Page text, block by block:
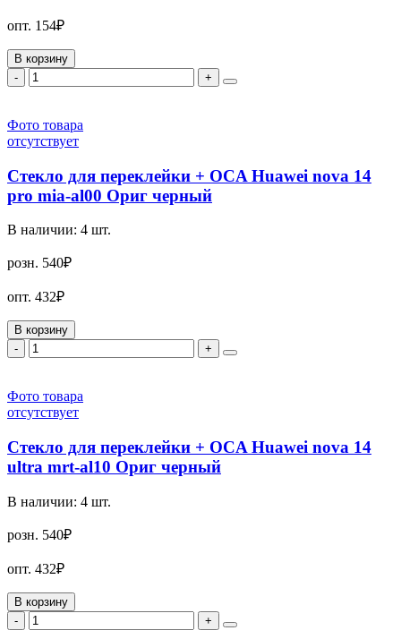
опт. 154₽
В корзину
-
+
Фото товара
отсутствует
Стекло для переклейки + OCA Huawei nova 14
pro mia-al00 Ориг черный
В наличии: 4 шт.
розн. 540₽
опт. 432₽
В корзину
-
+
Фото товара
отсутствует
Стекло для переклейки + OCA Huawei nova 14
ultra mrt-al10 Ориг черный
В наличии: 4 шт.
розн. 540₽
опт. 432₽
В корзину
-
+